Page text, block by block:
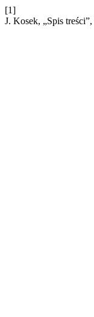
[1]
J. Kosek, „Spis treści”,